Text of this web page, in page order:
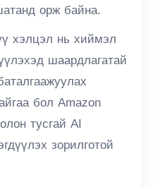
орж байна.
хэлцэл нь хиймэл
шаардлагатай
бол Amazon
тусгай AI
зорилготой